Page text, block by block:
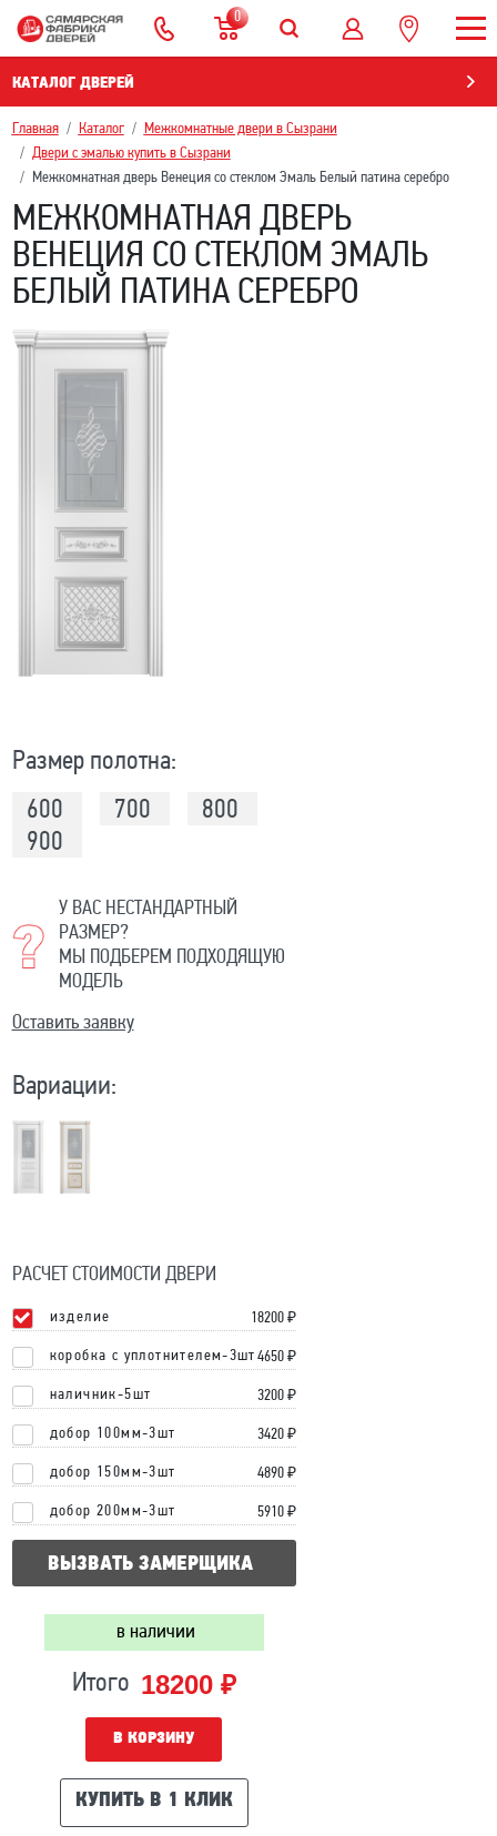
0
КАТАЛОГ ДВЕРЕЙ
Главная Каталог
Межкомнатные двери в Сызрани
Двери с эмалью купить в Сызрани
Межкомнатная дверь Венеция со стеклом Эмаль Белый патина серебро
МЕЖКОМНАТНАЯ ДВЕРЬ
ВЕНЕЦИЯ СО СТЕКЛОМ ЭМАЛЬ
БЕЛЫЙ ПАТИНА СЕРЕБРО
Размер полотна:
600
700
800
900
У ВАС НЕСТАНДАРТНЫЙ
РАЗМЕР?
МЫ ПОДБЕРЕМ ПОДХОДЯЩУЮ
МОДЕЛЬ
Оставить заявку
Вариации:
РАСЧЕТ СТОИМОСТИ ДВЕРИ
изделие 18200₽
коробка с уплотнителем-3шт 4650 ₽
наличник-5шт 3200 ₽
добор 100мм-3шт 3420 ₽
добор 150мм-3шт 4890 ₽
добор 200мм-3шт 5910 ₽
ВЫЗВАТЬ ЗАМЕРЩИКА
в наличии
Итого 18200 ₽
В КОРЗИНУ
КУПИТЬ В 1 КЛИК